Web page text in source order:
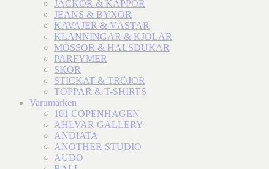
JACKOR & KAPPOR
JEANS & BYXOR
KAVAJER & VÄSTAR
KLÄNNINGAR & KJOLAR
MÖSSOR & HALSDUKAR
PARFYMER
SKOR
STICKAT & TRÖJOR
TOPPAR & T-SHIRTS
Varumärken
101 COPENHAGEN
AHLVAR GALLERY
ANDIATA
ANOTHER STUDIO
AUDO